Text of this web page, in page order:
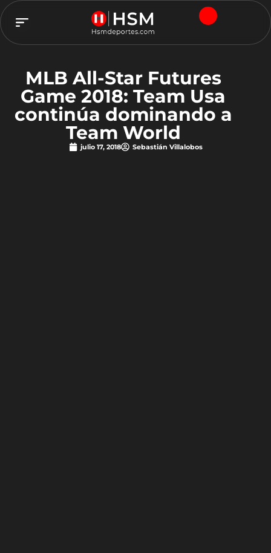
MLB All-Star Futures
Game 2018: Team Usa
continúa dominando a
Team World
julio 17, 2018 Sebastián Villalobos